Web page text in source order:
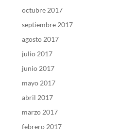
octubre 2017
septiembre 2017
agosto 2017
julio 2017
junio 2017
mayo 2017
abril 2017
marzo 2017
febrero 2017